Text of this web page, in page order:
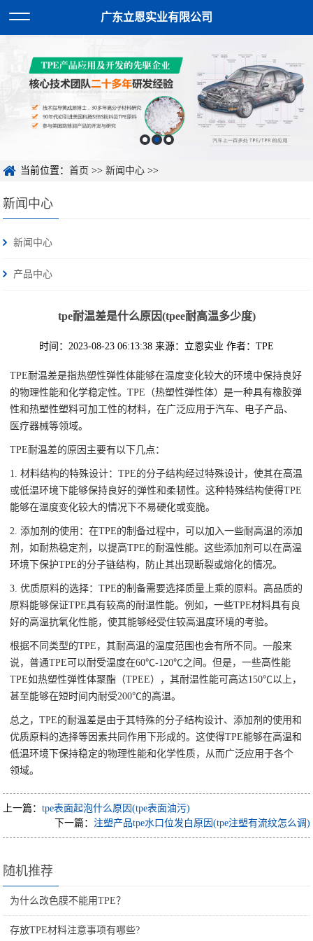
广东立恩实业有限公司
当前位置：首页 >>新闻中心 >>
新闻中心
新闻中心
产品中心
tpe耐温差是什么原因(tpee耐高温多少度)
时间：2023-08-23 06:13:38 来源：立恩实业 作者：TPE
TPE耐温差是指热塑性弹性体能够在温度变化较大的环境中保持良好
的物理性能和化学稳定性。TPE（热塑性弹性体）是一种具有橡胶弹
性和热塑性塑料可加工性的材料，在广泛应用于汽车、电子产品、
医疗器械等领域。
TPE耐温差的原因主要有以下几点：
1. 材料结构的特殊设计：TPE的分子结构经过特殊设计，使其在高温
或低温环境下能够保持良好的弹性和柔韧性。这种特殊结构使得TPE
能够在温度变化较大的情况下不易硬化或变脆。
2. 添加剂的使用：在TPE的制备过程中，可以加入一些耐高温的添加
剂，如耐热稳定剂，以提高TPE的耐温性能。这些添加剂可以在高温
环境下保护TPE的分子链结构，防止其出现断裂或熔化的情况。
3. 优质原料的选择：TPE的制备需要选择质量上乘的原料。高品质的
原料能够保证TPE具有较高的耐温性能。例如，一些TPE材料具有良
好的高温抗氧化性能，使其能够经受住较高温度环境的考验。
根据不同类型的TPE，其耐高温的温度范围也会有所不同。一般来
说，普通TPE可以耐受温度在60℃-120℃之间。但是，一些高性能
TPE如热塑性弹性体聚酯（TPEE），其耐温性能可高达150℃以上，
甚至能够在短时间内耐受200℃的高温。
总之，TPE的耐温差是由于其特殊的分子结构设计、添加剂的使用和
优质原料的选择等因素共同作用下形成的。这使得TPE能够在高温和
低温环境下保持稳定的物理性能和化学性质，从而广泛应用于各个
领域。
上一篇：tpe表面起泡什么原因(tpe表面油污)
下一篇： 注塑产品tpe水口位发白原因(tpe注塑有流纹怎么调)
随机推荐
为什么改色膜不能用TPE？
存放TPE材料注意事项有哪些?